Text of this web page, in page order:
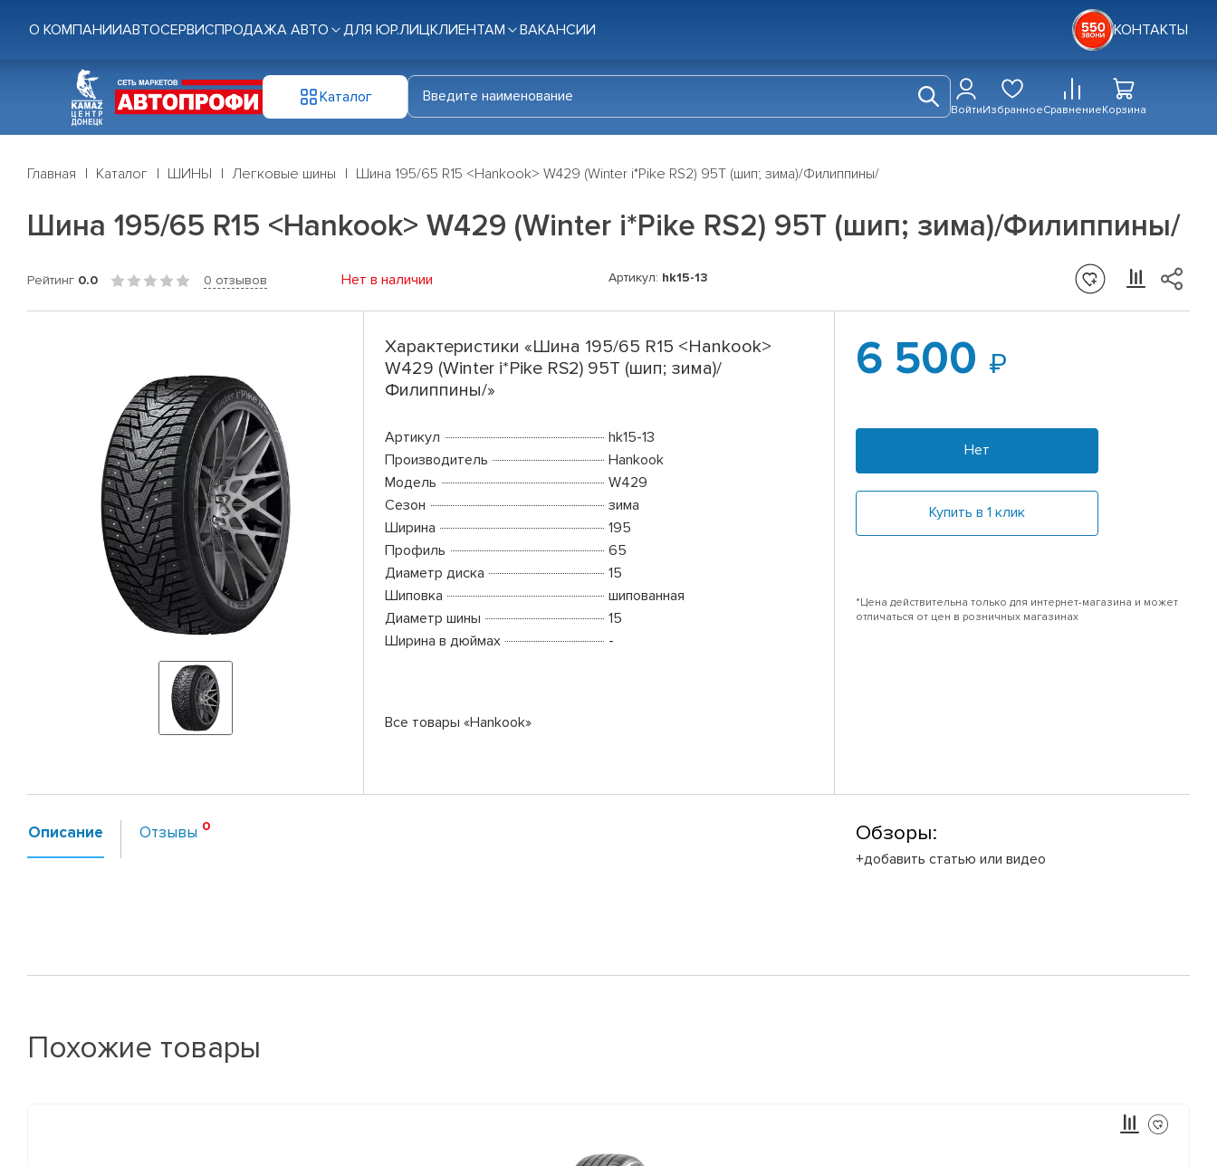
О КОМПАНИИАВТОСЕРВИСПРОДАЖА АВТО ДЛЯ ЮР.ЛИЦКЛИЕНТАМ ВАКАНСИИ КОНТАКТЫ
Каталог
ВойтиИзбранноеСравнениеКорзина
Главная Каталог ШИНЫ Легковые шины Шина 195/65 R15 <Hankook> W429 (Winter i*Pike RS2) 95T (шип; зима)/Филиппины/
Шина 195/65 R15 <Hankook> W429 (Winter i*Pike RS2) 95T (шип; зима)/Филиппины/
Рейтинг 0.0 0 отзывов Нет в наличии Артикул: hk15-13
Характеристики «Шина 195/65 R15 <Hankook>
W429 (Winter i*Pike RS2) 95T (шип; зима)/
Филиппины/»
Артикул
hk15-13
Производитель
Hankook
Модель
W429
Сезон
зима
Ширина
195
Профиль
65
Диаметр диска
15
Шиповка
шипованная
Диаметр шины
15
Ширина в дюймах
-
Все товары «Hankook»
6 500
Нет
Купить в 1 клик
*Цена действительна только для интернет-магазина и может
отличаться от цен в розничных магазинах
Описание Отзывы Обзоры:
+добавить статью или видео
Похожие товары